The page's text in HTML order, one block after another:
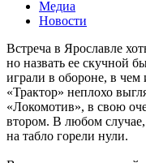
Медиа
Новости
Встреча в Ярославле
но назвать ее скучной
играли в обороне, в
«Трактор» неплохо
«Локомотив», в свою
втором. В любом
на табло горели нули.